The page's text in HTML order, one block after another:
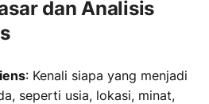
dan Analisis
: Kenali siapa yang menjadi
seperti usia, lokasi, minat,